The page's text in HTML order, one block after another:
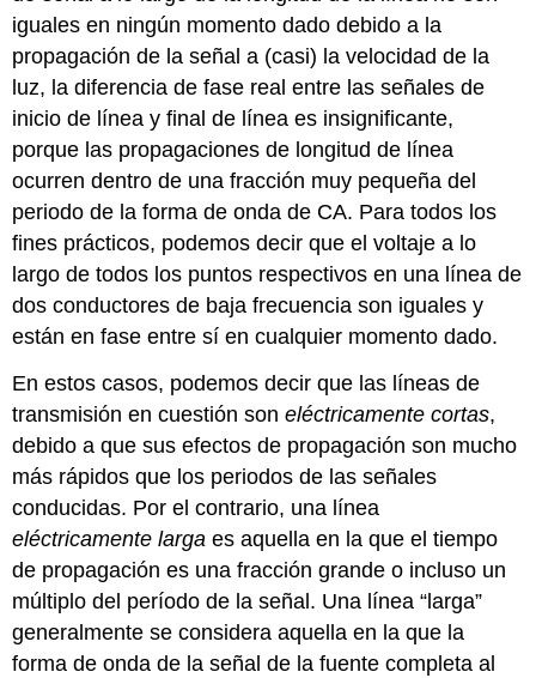
iguales en ningún momento dado debido a la
propagación de la señal a (casi) la velocidad de la
luz, la diferencia de fase real entre las señales de
inicio de línea y final de línea es insignificante,
porque las propagaciones de longitud de línea
ocurren dentro de una fracción muy pequeña del
periodo de la forma de onda de CA. Para todos los
fines prácticos, podemos decir que el voltaje a lo
largo de todos los puntos respectivos en una línea de
dos conductores de baja frecuencia son iguales y
están en fase entre sí en cualquier momento dado.
En estos casos, podemos decir que las líneas de
transmisión en cuestión soneléctricamente cortas,
debido a que sus efectos de propagación son mucho
más rápidos que los periodos de las señales
conducidas. Por el contrario, una línea
eléctricamente larga es aquella en la que el tiempo
de propagación es una fracción grande o incluso un
múltiplo del período de la señal. Una línea “larga”
generalmente se considera aquella en la que la
forma de onda de la señal de la fuente completa al